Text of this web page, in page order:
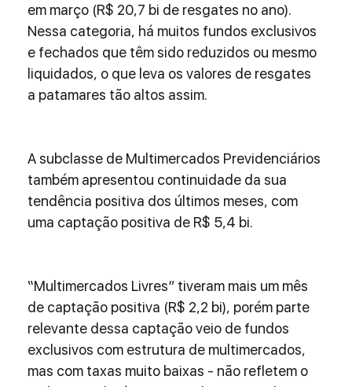
em março (R$ 20,7 bi de resgates no ano).
Nessa categoria, há muitos fundos exclusivos
e fechados que têm sido reduzidos ou mesmo
liquidados, o que leva os valores de resgates
a patamares tão altos assim.
A subclasse de Multimercados Previdenciários
também apresentou continuidade da sua
tendência positiva dos últimos meses, com
uma captação positiva de R$ 5,4 bi.
“Multimercados Livres” tiveram mais um mês
de captação positiva (R$ 2,2 bi), porém parte
relevante dessa captação veio de fundos
exclusivos com estrutura de multimercados,
mas com taxas muito baixas - não refletem o